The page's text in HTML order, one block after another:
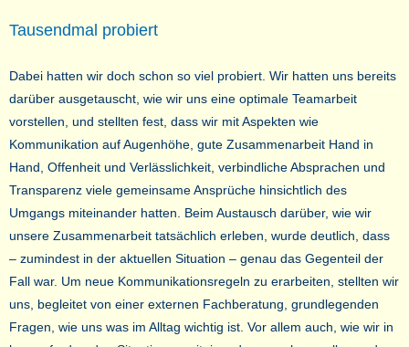
Tausendmal probiert
Dabei hatten wir doch schon so viel probiert. Wir hatten uns bereits
darüber ausgetauscht, wie wir uns eine optimale Teamarbeit
vorstellen, und stellten fest, dass wir mit Aspekten wie
Kommunikation auf Augenhöhe, gute Zusammenarbeit Hand in
Hand, Offenheit und Verlässlichkeit, verbindliche Absprachen und
Transparenz viele gemeinsame Ansprüche hinsichtlich des
Umgangs miteinander hatten. Beim Austausch darüber, wie wir
unsere Zusammenarbeit tatsächlich erleben, wurde deutlich, dass
– zumindest in der aktuellen Situation – genau das Gegenteil der
Fall war. Um neue Kommunikationsregeln zu erarbeiten, stellten wir
uns, begleitet von einer externen Fachberatung, grundlegenden
Fragen, wie uns was im Alltag wichtig ist. Vor allem auch, wie wir in